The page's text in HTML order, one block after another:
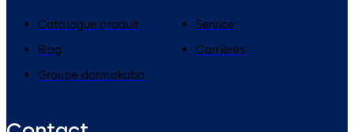
Catalogue produit
Service
Blog
Carrières
Groupe dormakaba